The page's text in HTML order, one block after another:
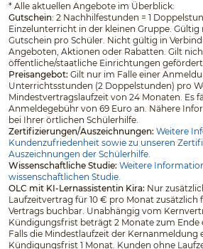
* Alle aktuellen Angebote im Überblick:
Gutschein: 2 Nachhilfestunden = 1
Einzelunterricht in der kleinen Gruppe. Gültig
Gutschein pro Schüler. Nicht gültig in
Angeboten, Aktionen oder Rabatten. Gilt
öffentliche/staatliche Einrichtungen
Preisangebot: Gilt nur im Falle einer
Unterrichtsstunden (2 Doppelstunden) pro
Mindestvertragslaufzeit von 24 Monaten. Es
Anmeldegebühr von 69 Euro an. Nähere
bei Ihrer örtlichen Schülerhilfe.
Zertifizierungen/Auszeichnungen: Weitere
Kundenzufriedenheit sowie zu unseren
Auszeichnungen der Schülerhilfe.
Wissenschaftliche Studie: Weitere
wissenschaftlichen Studie.
OLC mit KI-Lernassistentin Kira: Nur
Laufzeitvertrag für 10 € pro Monat zusätzlich
Vertrags buchbar. Unabhängig vom
Kündigungsfrist beträgt 2 Monate zum Ende
Falls die Mindestlaufzeit der Kernanmeldung
Kündigungsfrist 1 Monat. Kunden ohne